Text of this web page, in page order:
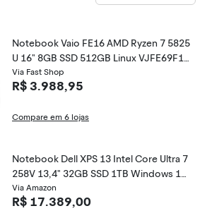
Notebook Vaio FE16 AMD Ryzen 7 5825
U 16" 8GB SSD 512GB Linux VJFE69F11
X-B0321H
Via Fast Shop
R$ 3.988,95
Compare em 6 lojas
Notebook Dell XPS 13 Intel Core Ultra 7
258V 13,4" 32GB SSD 1TB Windows 11
X13-U7256V-M brp9350hbtohfnlw
Via Amazon
R$ 17.389,00